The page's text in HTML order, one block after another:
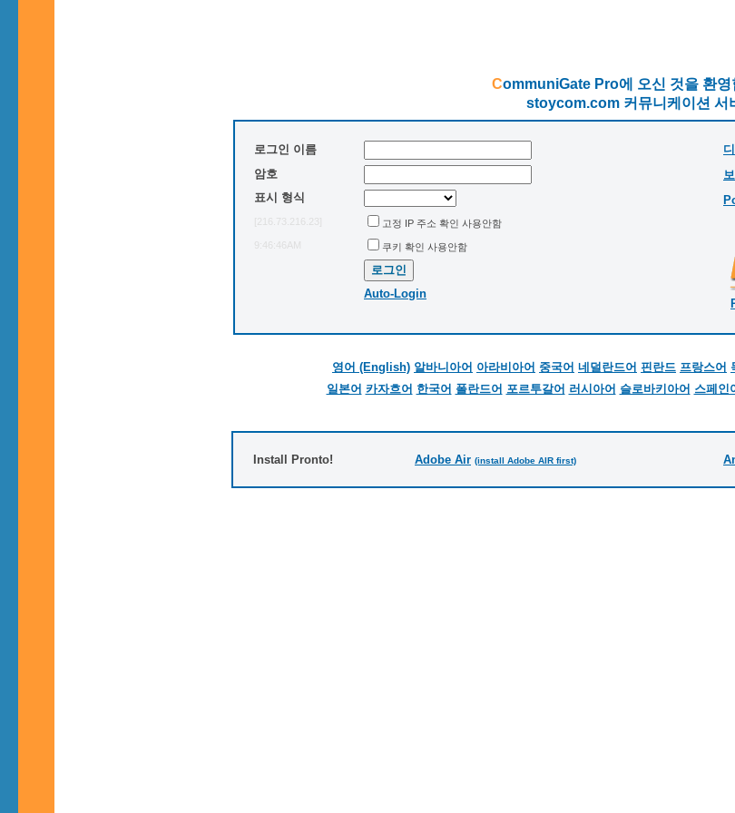
CommuniGate Pro에 오신 것을 환
stoycom.com 커뮤니케이션 서
로그인 이름
암호
표시 형식
[216.73.216.23]
고정 IP 주소 확인 사용안함
9:46:46AM
쿠키 확인 사용안함
Auto-Login
영어 (English) 알바니아어 아라비아어 중국어 네덜란드어 핀란드 프랑스어
일본어 카자흐어 한국어 폴란드어 포르투갈어 러시아어 슬로바키아어 스페인
Install Pronto! Adobe Air (install Adobe AIR first)